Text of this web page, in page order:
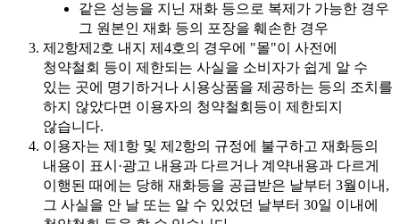
같은 성능을 지닌 재화 등으로 복제가 가능한 경우
그 원본인 재화 등의 포장을 훼손한 경우
제2항제2호 내지 제4호의 경우에 "몰"이 사전에
청약철회 등이 제한되는 사실을 소비자가 쉽게 알 수
있는 곳에 명기하거나 시용상품을 제공하는 등의 조치를
하지 않았다면 이용자의 청약철회등이 제한되지
않습니다.
이용자는 제1항 및 제2항의 규정에 불구하고 재화등의
내용이 표시·광고 내용과 다르거나 계약내용과 다르게
이행된 때에는 당해 재화등을 공급받은 날부터 3월이내,
그 사실을 안 날 또는 알 수 있었던 날부터 30일 이내에